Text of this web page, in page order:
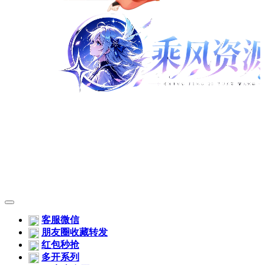
客服微信
朋友圈收藏转发
红包秒抢
多开系列